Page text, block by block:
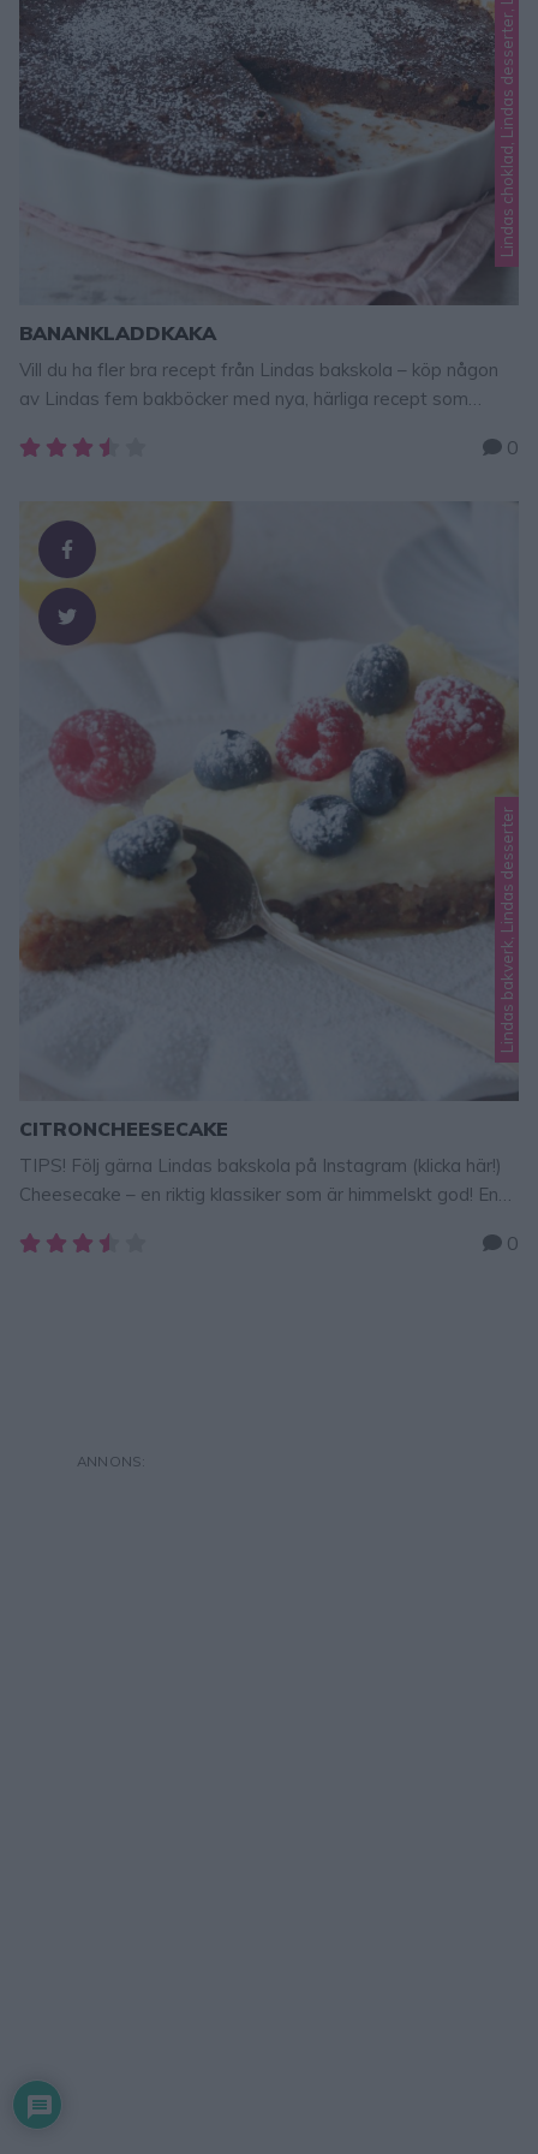
BANANKLADDKAKA
Vill du ha fler bra recept från Lindas bakskola – köp någon
av Lindas fem bakböcker med nya, härliga recept som
här och beställ! TIPS! Följ gärna Lindas
ljuvligt gott. Choklad och banan är en helt perfekt kombo
och den här kladdkakan har en …
0
Lindas bakverk, Lindas desserter
CITRONCHEESECAKE
TIPS! Följ gärna Lindas bakskola på Instagram (klicka här!)
Cheesecake – en riktig klassiker som är himmelskt god! En
fantastiskt god att bjuda på! Här får ni ett riktigt
0